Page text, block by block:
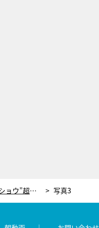
有吉、バブル時代の“美川憲一歌謡ショウ”超破格ギャラに驚き！「1本1000万円…」 写真3